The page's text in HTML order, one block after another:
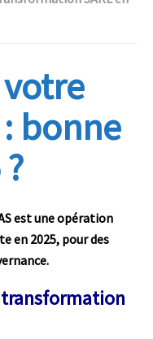
: bonne
est une opération
en 2025, pour des